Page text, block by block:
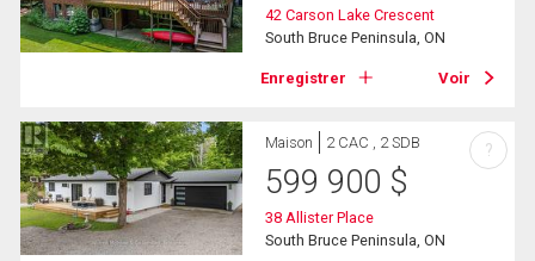
42 Carson Lake Crescent
South Bruce Peninsula, ON
Enregistrer Voir
Maison 2 CAC , 2 SDB
599 900 $
38 Allister Place
South Bruce Peninsula, ON
?